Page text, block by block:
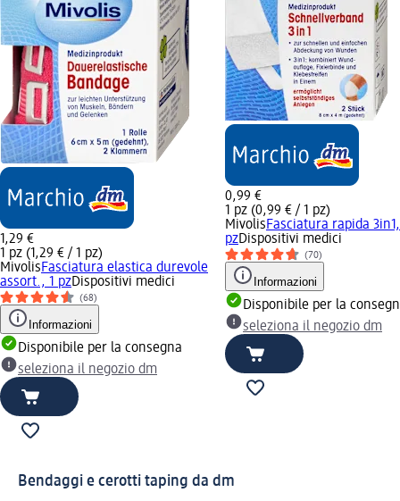
1,29 €
1 pz (1,29 € / 1 pz)
MivolisFasciatura elastica durevole
assort., 1 pzDispositivi medici
(68)
Informazioni
Disponibile per la consegna
seleziona il negozio dm
0,99 €
1 pz (0,99 € / 1 pz)
MivolisFasciatura rapida
pzDispositivi medici
(70)
Informazioni
Disponibile per la
seleziona il negozio dm
Bendaggi e cerotti taping da dm